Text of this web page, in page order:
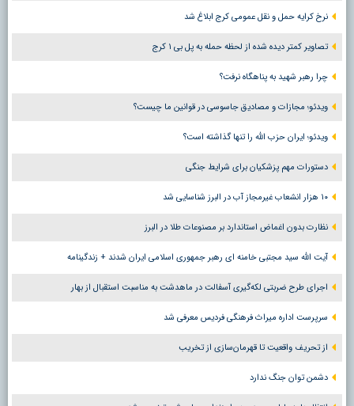
نرخ کرایه حمل و نقل عمومی کرج ابلاغ شد
تصاویر کمتر دیده شده از لحظه حمله به پل بی ۱ کرج
چرا رهبر شهید به پناهگاه نرفت؟
ویدئو؛ مجازات و مصادیق جاسوسی در قوانین ما چیست؟
ویدئو؛ ایران حزب الله را تنها گذاشته است؟
دستورات مهم پزشکیان برای شرایط جنگی
۱۰ هزار انشعاب غیرمجاز آب در البرز شناسایی شد
نظارت بدون اغماض استاندارد بر مصنوعات طلا در البرز
آیت الله سید مجتبی خامنه ای رهبر جمهوری اسلامی ایران شدند + زندگینامه
اجرای طرح ضربتی لکه‌گیری آسفالت در ماهدشت به مناسبت استقبال از بهار
سرپرست اداره میراث فرهنگی فردیس معرفی شد
از تحریف واقعیت تا قهرمان‌سازی از تخریب
دشمن توان جنگ ندارد